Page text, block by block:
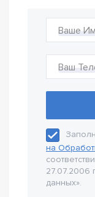
Ваше
Ваш
на
27.07.2006
данных».